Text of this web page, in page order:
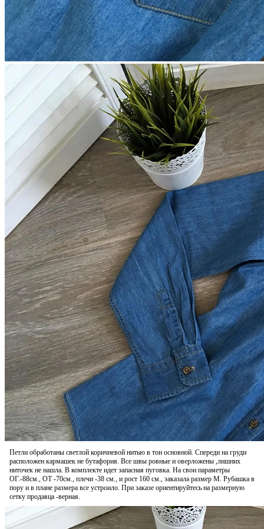
Петли обработаны светлой коричневой нитью в тон основной. Спереди на груди
расположен кармашек не бутафория. Все швы ровные и оверложены ,лишних
ниточек не нашла. В комплекте идет запасная пуговка. На свои параметры
ОГ.-88см., ОТ -70см., плечи -38 см., и рост 160 см., заказала размер М. Рубашка в
пору и в плане размера все устроило. При заказе ориентируйтесь на размерную
сетку продавца -верная.